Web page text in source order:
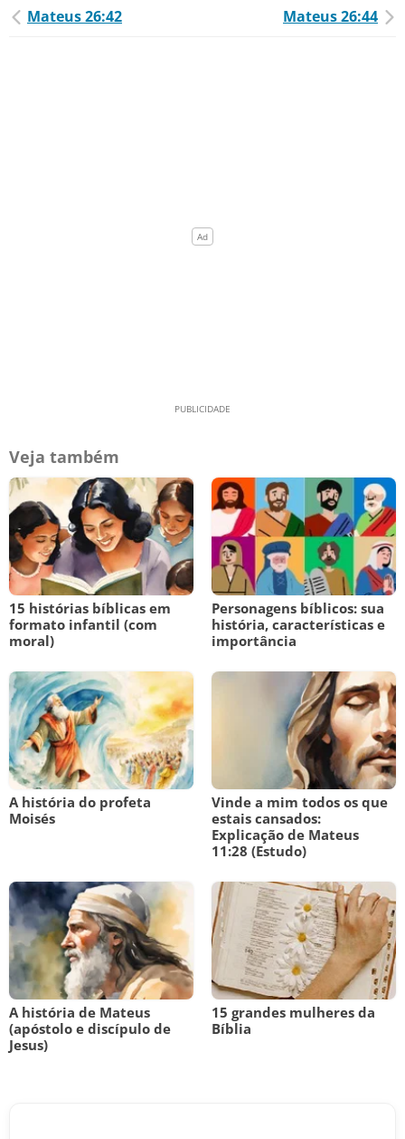
Mateus 26:42 Mateus 26:44
Veja também
15 histórias bíblicas em
formato infantil (com
moral)
Personagens bíblicos: sua
história, características e
importância
A história do profeta
Moisés
Vinde a mim todos os que
estais cansados:
Explicação de Mateus
11:28 (Estudo)
A história de Mateus
(apóstolo e discípulo de
Jesus)
15 grandes mulheres da
Bíblia